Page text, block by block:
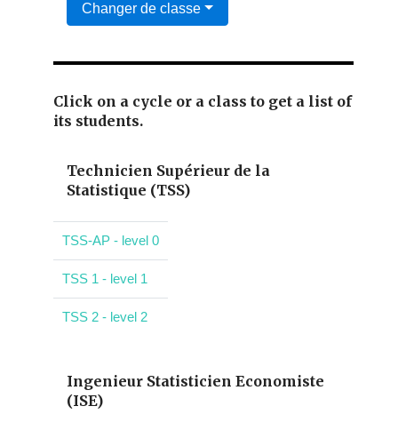
Changer de classe
Click on a cycle or a class to get a list of
its students.
Technicien Supérieur de la
Statistique (TSS)
TSS-AP - level 0
TSS 1 - level 1
TSS 2 - level 2
Ingenieur Statisticien Economiste
(ISE)